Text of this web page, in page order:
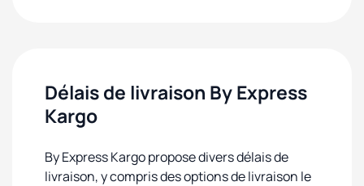
Délais de livraison By Express
Kargo
By Express Kargo propose divers délais de
livraison, y compris des options de livraison le